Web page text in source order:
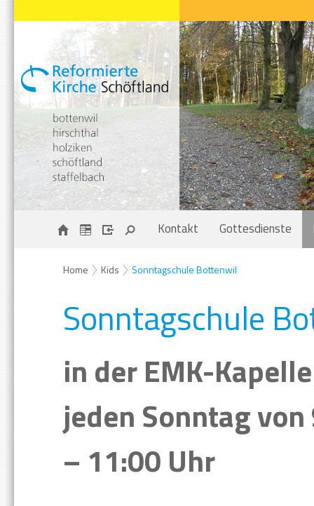
Kontakt Gottesdienste
Home Kids Sonntagschule Bottenwil
Sonntagschule
in der EMK-Kapelle
jeden Sonntag
– 11:00 Uhr